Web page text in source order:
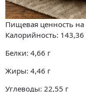
Пищевая ценность на
Калорийность: 143,36
Белки: 4,66 г
Жиры: 4,46 г
Углеводы: 22,55 г